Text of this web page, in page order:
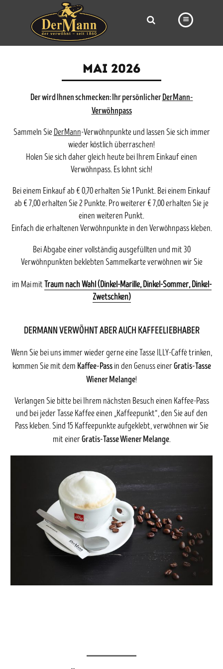
FILIALEN
BÄCKEREI
BROTWAY
VORBESTELLUNG
NEWS
VIDEOS
MAI 2026
Der wird Ihnen schmecken: Ihr persönlicherDerMann-
Verwöhnpass
Sammeln Sie DerMann-Verwöhnpunkte und lassen Sie sich immer
wieder köstlich überraschen!
Holen Sie sich daher gleich heute bei Ihrem Einkauf einen
Verwöhnpass. Es lohnt sich!
Bei einem Einkauf ab € 0,70 erhalten Sie 1 Punkt. Bei einem Einkauf
ab € 7,00 erhalten Sie 2 Punkte. Pro weiterer € 7,00 erhalten Sie je
einen weiteren Punkt.
Einfach die erhaltenen Verwöhnpunkte in den Verwöhnpass kleben.
Bei Abgabe einer vollständig ausgefüllten und mit 30
Verwöhnpunkten beklebten Sammelkarte verwöhnen wir Sie
im Maimit Traum nach Wahl (Dinkel-Marille, Dinkel-Sommer, Dinkel-
Zwetschken)
DERMANN VERWÖHNT ABER AUCH KAFFEELIEBHABER
Wenn Sie bei uns immer wieder gerne eine Tasse ILLY-Caffè trinken,
kommen Sie mit dem Kaffee-Passin den Genuss einerGratis-Tasse
Wiener Melange!
Verlangen Sie bitte bei Ihrem nächsten Besuch einen Kaffee-Pass
und bei jeder Tasse Kaffee einen „Kaffeepunkt“, den Sie auf den
Pass kleben. Sind 15 Kaffeepunkte aufgeklebt, verwöhnen wir Sie
mit einerGratis-Tasse Wiener Melange.